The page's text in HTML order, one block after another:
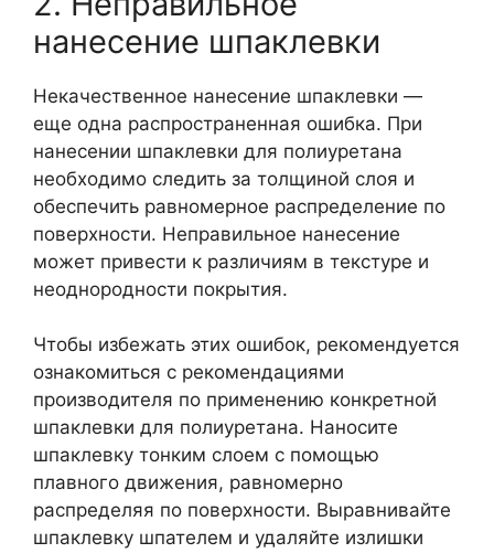
нанесение шпаклевки
Некачественное нанесение шпаклевки —
еще одна распространенная ошибка. При
нанесении шпаклевки для полиуретана
необходимо следить за толщиной слоя и
обеспечить равномерное распределение по
поверхности. Неправильное нанесение
может привести к различиям в текстуре и
неоднородности покрытия.
Чтобы избежать этих ошибок, рекомендуется
ознакомиться с рекомендациями
производителя по применению конкретной
шпаклевки для полиуретана. Наносите
шпаклевку тонким слоем с помощью
плавного движения, равномерно
распределяя по поверхности. Выравнивайте
шпаклевку шпателем и удаляйте излишки